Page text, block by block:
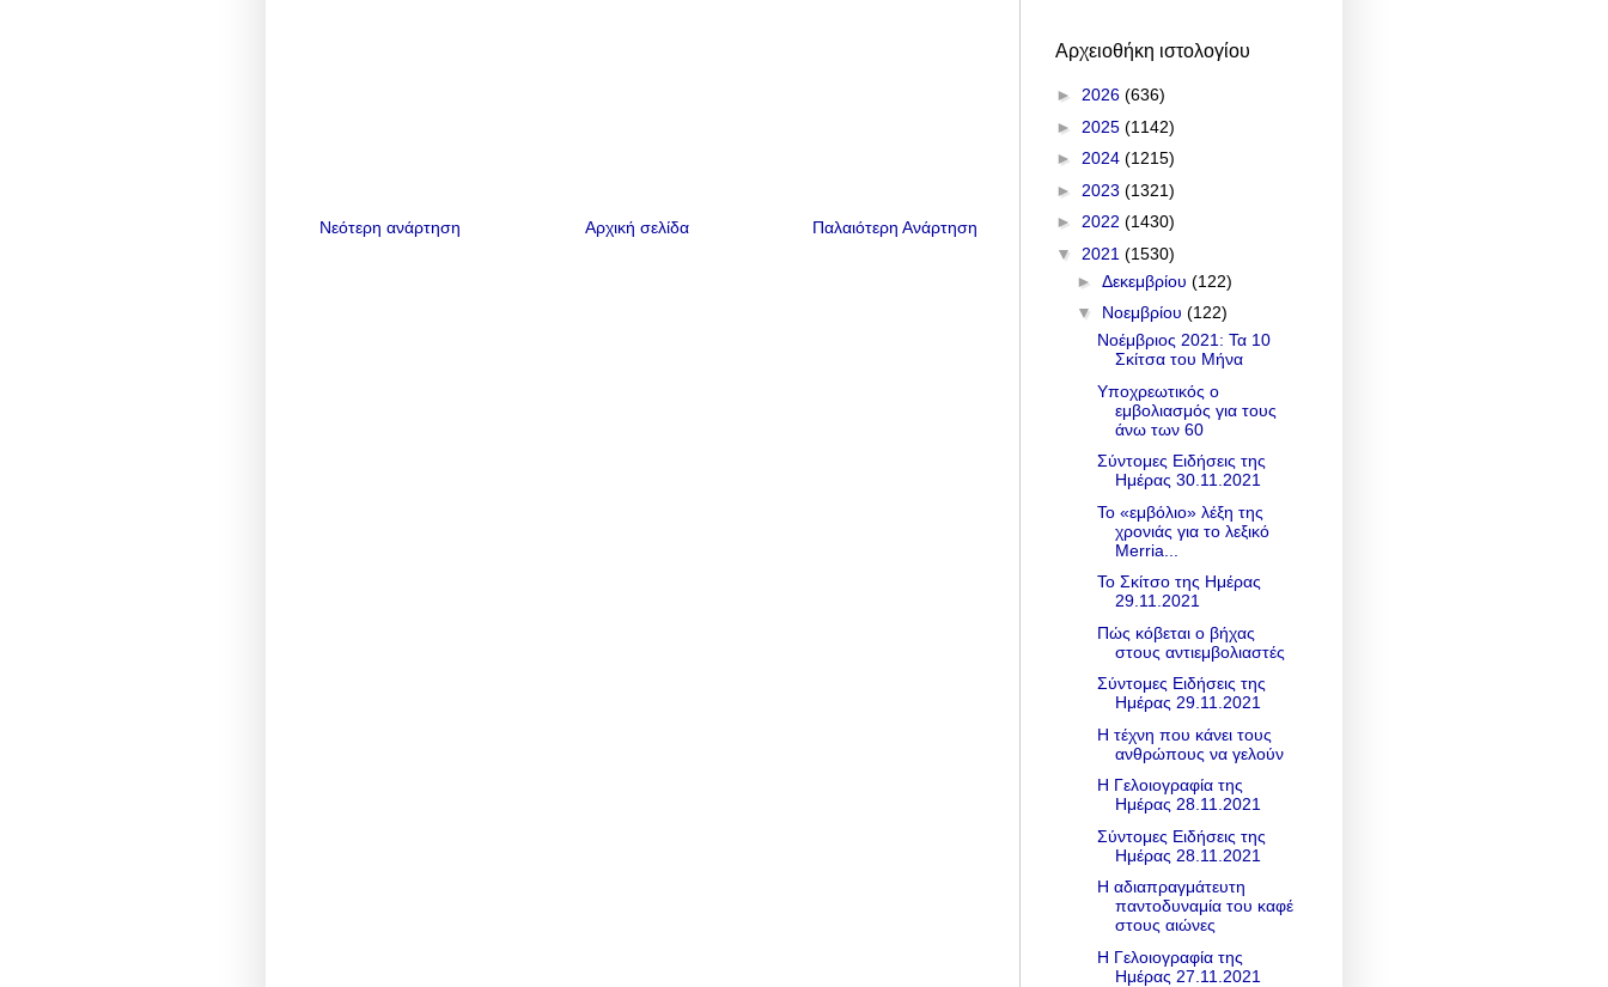
Νεότερη ανάρτηση Παλαιότερη Ανάρτηση
Αρχική σελίδα
Αρχειοθήκη ιστολογίου
► 2026 (636)
► 2025 (1142)
► 2024 (1215)
► 2023 (1321)
► 2022 (1430)
▼ 2021 (1530)
► Δεκεμβρίου (122)
▼ Νοεμβρίου (122)
Νοέμβριος 2021: Τα 10
Σκίτσα του Μήνα
Υποχρεωτικός ο
εμβολιασμός για τους
άνω των 60
Σύντομες Ειδήσεις της
Ημέρας 30.11.2021
Το «εμβόλιο» λέξη της
χρονιάς για το λεξικό
Merria...
Το Σκίτσο της Ημέρας
29.11.2021
Πώς κόβεται ο βήχας
στους αντιεμβολιαστές
Σύντομες Ειδήσεις της
Ημέρας 29.11.2021
Η τέχνη που κάνει τους
ανθρώπους να γελούν
Η Γελοιογραφία της
Ημέρας 28.11.2021
Σύντομες Ειδήσεις της
Ημέρας 28.11.2021
Η αδιαπραγμάτευτη
παντοδυναμία του καφέ
στους αιώνες
Η Γελοιογραφία της
Ημέρας 27.11.2021